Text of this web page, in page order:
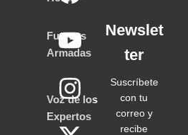
Fuerzas
Armadas
Voz de los
Expertos
Newslet
ter
Suscríbete
con tu
correo y
recibe